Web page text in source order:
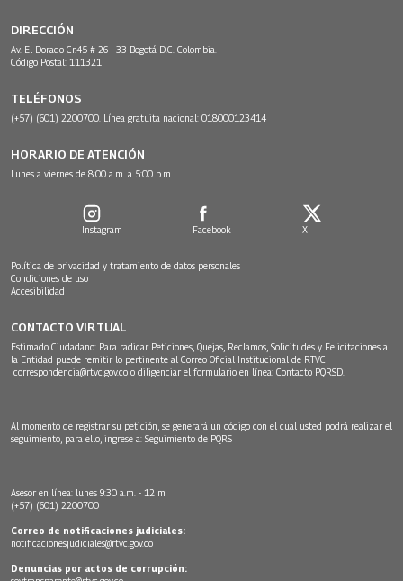
DIRECCIÓN
Av. El Dorado Cr.45 # 26 - 33 Bogotá D.C. Colombia.
Código Postal: 111321
TELÉFONOS
(+57) (601) 2200700. Línea gratuita nacional: 018000123414
HORARIO DE ATENCIÓN
Lunes a viernes de 8:00 a.m. a 5:00 p.m.
Instagram Facebook X
Política de privacidad y tratamiento de datos personales
Condiciones de uso
Accesibilidad
CONTACTO VIRTUAL
Estimado Ciudadano: Para radicar Peticiones, Quejas, Reclamos, Solicitudes y Felicitaciones a
la Entidad puede remitir lo pertinente al Correo Oficial Institucional de RTVC
correspondencia@rtvc.gov.co o diligenciar el formulario en línea: Contacto PQRSD.
Al momento de registrar su petición, se generará un código con el cual usted podrá realizar el
seguimiento, para ello, ingrese a: Seguimiento de PQRS
Asesor en línea: lunes 9:30 a.m. - 12 m
(+57) (601) 2200700
Correo de notificaciones judiciales:
notificacionesjudiciales@rtvc.gov.co
Denuncias por actos de corrupción: